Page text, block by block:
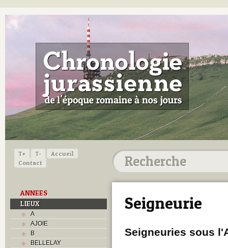
T+ T-
Accueil
Contact
ANNEES
LIEUX
A
AJOIE
B
BELLELAY
Seigneurie
Seigneuries sous